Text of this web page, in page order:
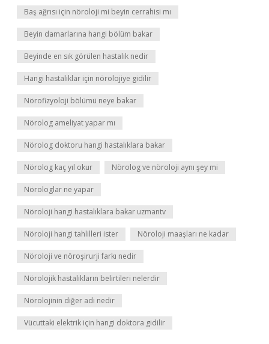
Baş ağrısı için nöroloji mi beyin cerrahisi mı
Beyin damarlarına hangi bölüm bakar
Beyinde en sık görülen hastalık nedir
Hangi hastalıklar için nörolojiye gidilir
Nörofizyoloji bölümü neye bakar
Nörolog ameliyat yapar mı
Nörolog doktoru hangi hastalıklara bakar
Nörolog kaç yıl okur Nörolog ve nöroloji aynı şey mi
Nörologlar ne yapar
Nöroloji hangi hastalıklara bakar uzmantv
Nöroloji hangi tahlilleri ister Nöroloji maaşları ne kadar
Nöroloji ve nöroşirurji farkı nedir
Nörolojik hastalıkların belirtileri nelerdir
Nörolojinin diğer adı nedir
Vücuttaki elektrik için hangi doktora gidilir